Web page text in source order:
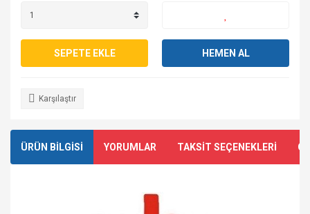
SEPETE EKLE HEMEN AL
Karşılaştır
ÜRÜN BİLGİSİ YORUMLAR TAKSİT SEÇENEKLERİ